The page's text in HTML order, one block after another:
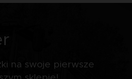
na swoje pierwsze